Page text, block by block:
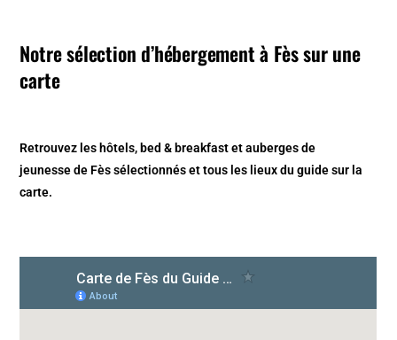
Notre sélection d’hébergement à Fès sur une
carte
Retrouvez les hôtels, bed & breakfast et auberges de
jeunesse de Fès sélectionnés et tous les lieux du guide sur la
carte.